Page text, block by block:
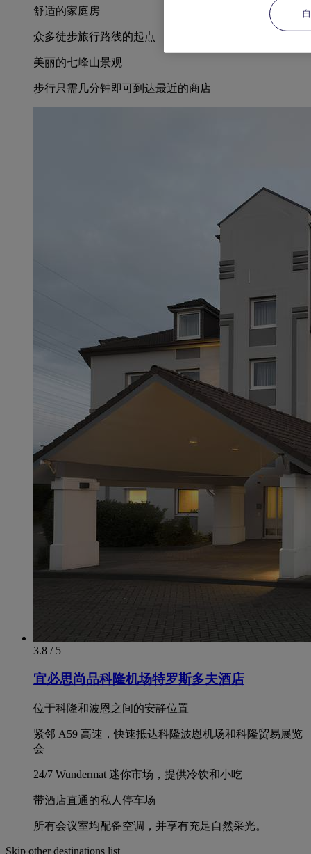
舒适的家庭房
众多徒步旅行路线的起点
美丽的七峰山景观
步行只需几分钟即可到达最近的商店
3.8 / 5
宜必思尚品科隆机场特罗斯多夫酒店
位于科隆和波恩之间的安静位置
紧邻 A59 高速，快速抵达科隆波恩机场和科隆贸易展览
会
24/7 Wundermat 迷你市场，提供冷饮和小吃
带酒店直通的私人停车场
所有会议室均配备空调，并享有充足自然采光。
Skip other destinations list